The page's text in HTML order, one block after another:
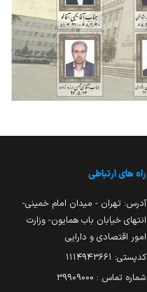
راه های ارتباطی
آدرس: تهران - میدان امام خمینی-
انتهای خیابان باب همایون- وزارت
امور اقتصادی و دارایی
کدپستی: ۱۱۱۴۹۴۳۶۶۱
شماره تماس : 39909000